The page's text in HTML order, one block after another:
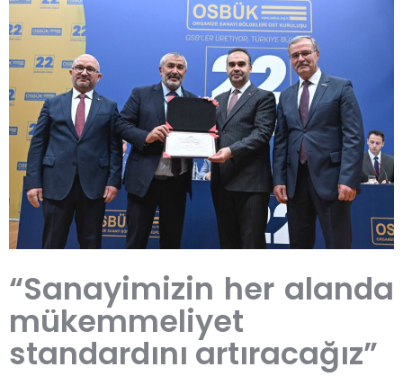
“Sanayimizin her alanda
mükemmeliyet
standardını artıracağız”